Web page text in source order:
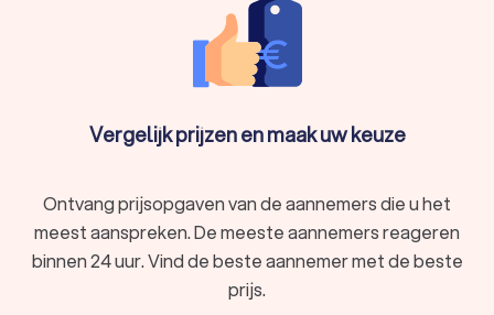
Vergelijk prijzen en maak uw keuze
Ontvang prijsopgaven van de aannemers die u het
meest aanspreken. De meeste aannemers reageren
binnen 24 uur. Vind de beste aannemer met de beste
prijs.